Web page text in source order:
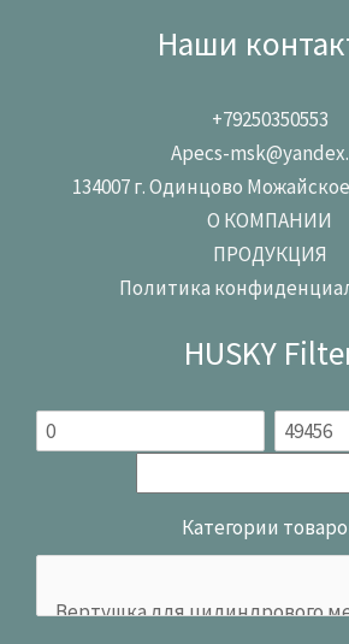
Наши
+79250350553
Apecs-
134007 г. Одинцово
О КОМПАНИИ
ПРОДУКЦИЯ
Политика
HUSKY
Категории